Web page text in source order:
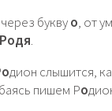
буквуо, от
Родя.
одион слышится,
пишем Ро